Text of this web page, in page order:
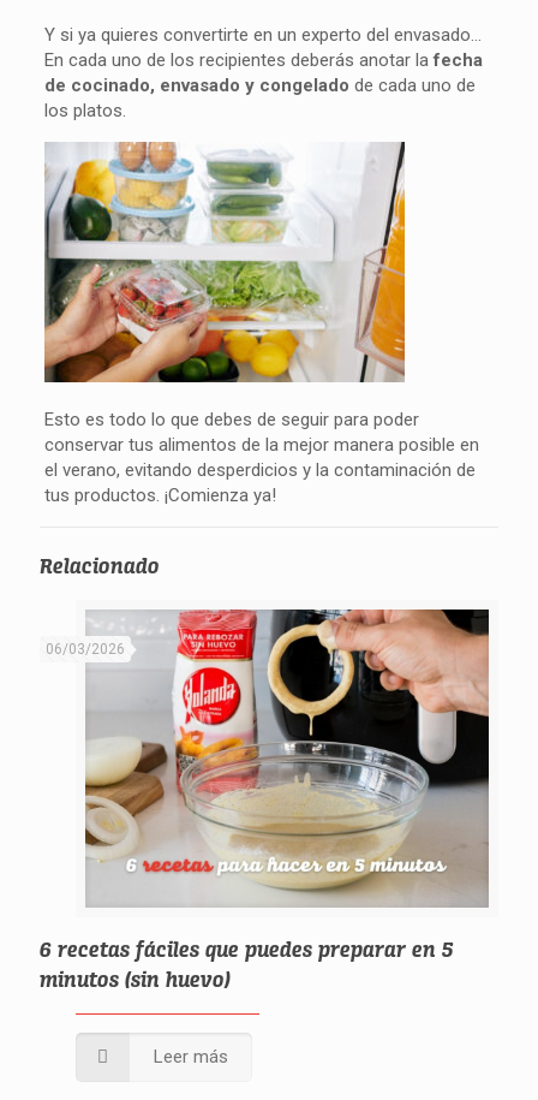
Y si ya quieres convertirte en un experto del envasado…
En cada uno de los recipientes deberás anotar lafecha
de cocinado, envasado y congelado de cada uno de
los platos.
Esto es todo lo que debes de seguir para poder
conservar tus alimentos de la mejor manera posible en
el verano, evitando desperdicios y la contaminación de
tus productos. ¡Comienza ya!
Relacionado
06/03/2026
6 recetas fáciles que puedes preparar en 5
minutos (sin huevo)
Leer más